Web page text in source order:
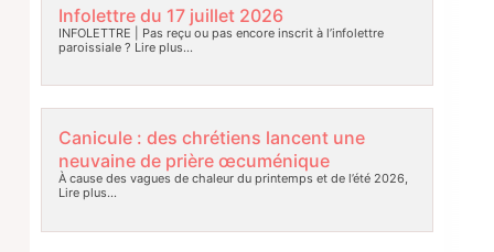
Infolettre du 17 juillet 2026
INFOLETTRE | Pas reçu ou pas encore inscrit à l’infolettre
paroissiale ? Lire plus…
Canicule : des chrétiens lancent une
neuvaine de prière œcuménique
À cause des vagues de chaleur du printemps et de l’été 2026,
Lire plus…